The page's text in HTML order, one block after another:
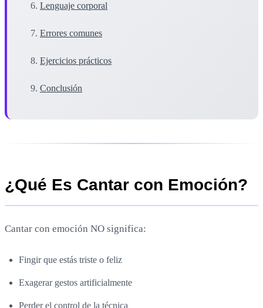
Lenguaje corporal
Errores comunes
Ejercicios prácticos
Conclusión
¿Qué Es Cantar con Emoción?
Cantar con emoción NO significa:
Fingir que estás triste o feliz
Exagerar gestos artificialmente
Perder el control de la técnica